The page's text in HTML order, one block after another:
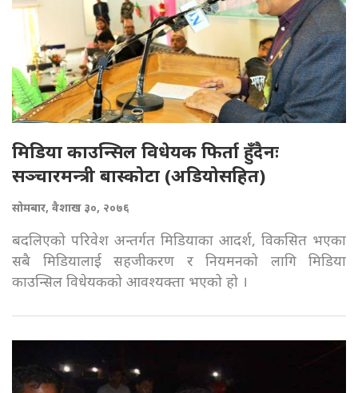
मिडिया काउन्सिल विधेयक फिर्ता हुँदैनः
सञ्चारमन्त्री बास्कोटा (अडियोसहित)
सोमबार, वैशाख ३०, २०७६
बदलिएको परिवेश अन्तर्गत मिडियाका आदर्श, विकसित भएका
सबै मिडियालाई सहजीकरण र नियमनको लागि मिडिया
काउन्सिल विधेयकको आवश्यक्ता भएको हो ।